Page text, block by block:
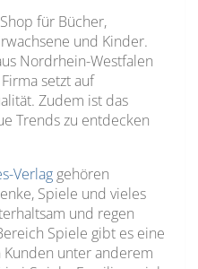
für Bücher,
und Kinder.
Nordrhein-Westfalen
setzt auf
Zudem ist das
Trends zu entdecken
Verlag gehören
Spiele und vieles
und regen
Spiele gibt es eine
unter anderem